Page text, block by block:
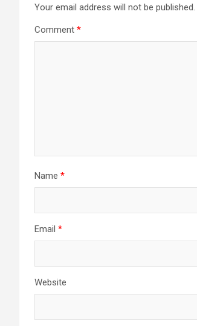
Your email address will not be published.
Comment *
Name *
Email *
Website